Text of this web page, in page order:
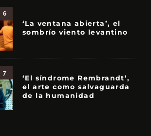
6
‘La ventana abierta’, el
sombrío viento levantino
7
‘El síndrome Rembrandt’,
el arte como salvaguarda
de la humanidad